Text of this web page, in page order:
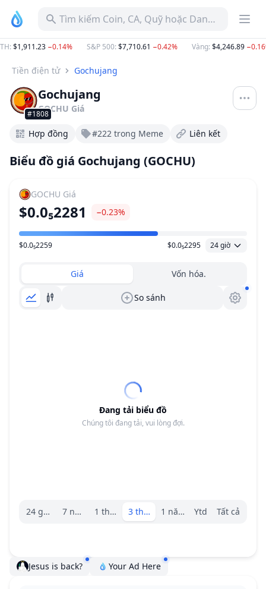
Tìm kiếm Coin, CA, Quỹ hoặc Danh mục
:$1,911.23−0.14% S&P 500:$7,710.61 −0.42% Vàng:$4,246.89−0.16%
Tiền điện tử Gochujang
#1808
Gochujang
GOCHU Giá
Hợp đồng #222 trong Meme Liên kết
Biểu đồ giá Gochujang (GOCHU)
GOCHU Giá
$0.0₅2281 −0.23%
Khoảng giá
$0.0₅2259 $0.0₅2295 24 giờ
Giá Vốn hóa.
So sánh
Đang tải biểu đồ
Chúng tôi đang tải, vui lòng đợi.
Trình chọn khoảng.
24 giờ 7 ngày 1 tháng 3 tháng 1 năm Ytd Tất cả
Jesus is back? Your Ad Here